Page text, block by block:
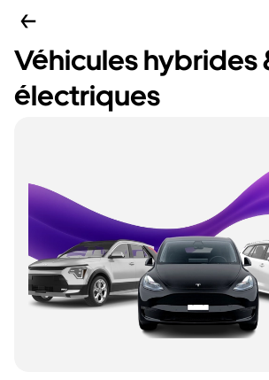
Véhicules hybrides
électriques